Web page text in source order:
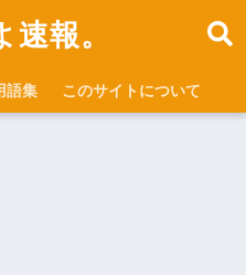
報。
語集 このサイトについて